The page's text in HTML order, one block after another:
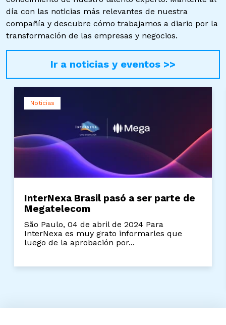
día con las noticias más relevantes de nuestra
compañía y descubre cómo trabajamos a diario por la
transformación de las empresas y negocios.
Ir a noticias y eventos >>
Noticias
InterNexa Brasil pasó a ser parte de
Megatelecom
São Paulo, 04 de abril de 2024 Para
InterNexa es muy grato informarles que
luego de la aprobación por...